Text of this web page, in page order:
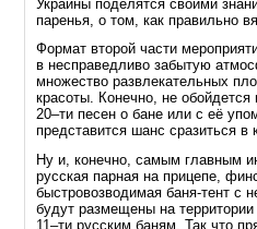
Украины поделятся своими
паренья, о том, как правильно
Формат второй части
в несправедливо забытую
множество развлекательных
красоты. Конечно, не
20–ти песен о бане или с её
представится шанс сразиться в
Ну и, конечно, самым главным
русская парная на прицепе,
быстровозводимая баня-тент с
будут размещены на
11–ти русским баням. Так что